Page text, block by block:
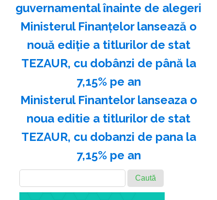
guvernamental înainte de alegeri
Ministerul Finanţelor lansează o
nouă ediţie a titlurilor de stat
TEZAUR, cu dobânzi de până la
7,15% pe an
Ministerul Finantelor lanseaza o
noua editie a titlurilor de stat
TEZAUR, cu dobanzi de pana la
7,15% pe an